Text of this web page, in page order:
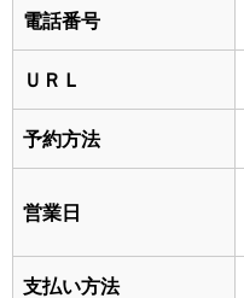
電話番号
ＵＲＬ
予約方法
営業日
支払い方法